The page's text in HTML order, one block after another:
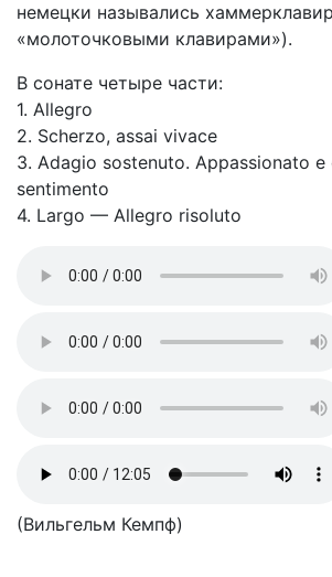
немецки назывались
«молоточковыми клавирами»).
В сонате четыре части:
1. Allegro
2. Scherzo, assai vivace
3. Adagio sostenuto. Appassionato
sentimento
4. Largo — Allegro risoluto
(Вильгельм Кемпф)